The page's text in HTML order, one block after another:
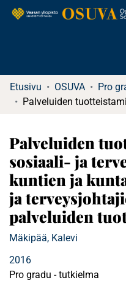
Etusivu OSUVA
Palveluiden
sosiaali- ja
kuntien ja
ja
palveluiden
Mäkipää, Kalevi
2016
Pro gradu - tutkielma